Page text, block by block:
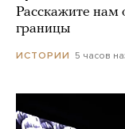
Расскажите нам
границы
ИСТОРИИ 5 часов